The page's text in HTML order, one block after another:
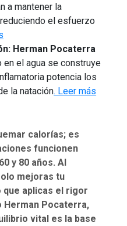
a mantener la
el esfuerzo
Herman Pocaterra
el agua se construye
potencia los
la natación. Leer más
calorías; es
funcionen
y 80 años. Al
mejoras tu
que aplicas el rigor
Herman Pocaterra,
vital es la base